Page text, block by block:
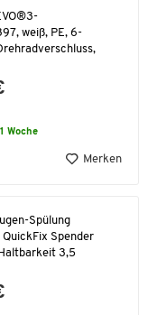
weiß, PE, 6-
Woche
Merken
Spülung
Spender
3,5